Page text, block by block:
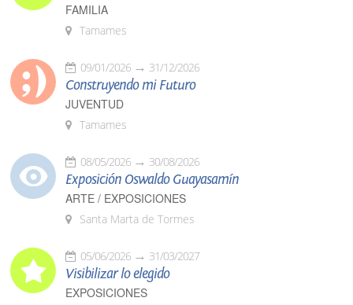
FAMILIA
Tamames
09/01/2026 31/12/2026
Construyendo mi Futuro
JUVENTUD
Tamames
08/05/2026 30/08/2026
Exposición Oswaldo Guayasamín
ARTE / EXPOSICIONES
Santa Marta de Tormes
05/06/2026 31/03/2027
Visibilizar lo elegido
EXPOSICIONES